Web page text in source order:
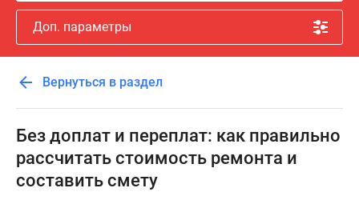
Новостройки
Подмосковья
Новостройки
Москвы
Готовые
новостройки
Новостройки
карте
Доп. параметры
Вернуться в раздел
Без доплат и переплат: как правильно
рассчитать стоимость ремонта и
составить смету